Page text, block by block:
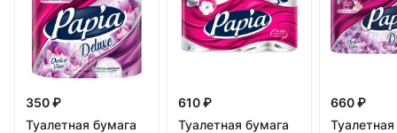
350 ₽
Туалетная бумага
610 ₽
Туалетная бумага
660 ₽